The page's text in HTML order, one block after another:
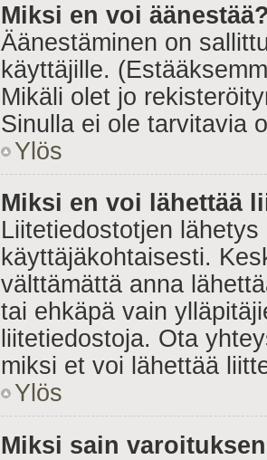
Miksi en voi
Äänestäminen on
käyttäjille.
Mikäli olet jo
Sinulla ei ole tarvitavia
Ylös
Miksi en voi lähettää
Liitetiedostotjen
käyttäjäkohtaisesti.
välttämättä anna
tai ehkäpä vain
liitetiedostoja. Ota
miksi et voi lähettää
Ylös
Miksi sain